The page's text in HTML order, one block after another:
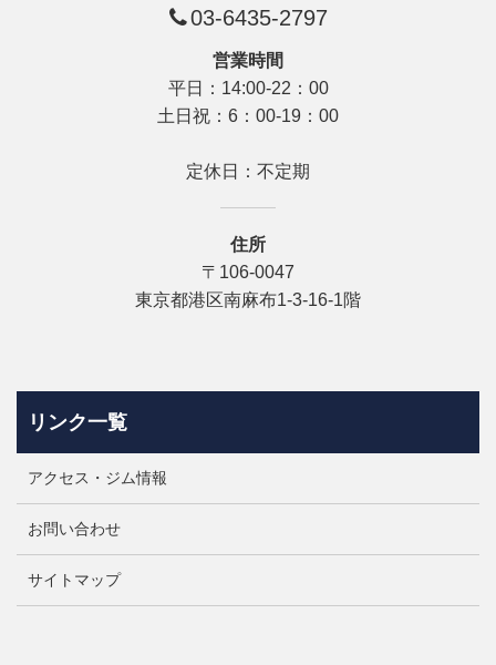
03-6435-2797
営業時間
平日：14:00-22：00
土日祝：6：00-19：00
定休日：不定期
住所
〒106-0047
東京都港区南麻布1-3-16‐1階
リンク一覧
アクセス・ジム情報
お問い合わせ
サイトマップ